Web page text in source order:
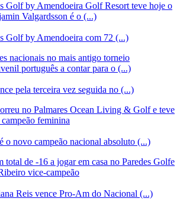
Golf by Amendoeira Golf Resort teve hoje o
Valgardsson é o (...)
Golf by Amendoeira com 72 (...)
nacionais no mais antigo torneio
português a contar para o (...)
pela terceira vez seguida no (...)
no Palmares Ocean Living & Golf e teve
feminina
o novo campeão nacional absoluto (...)
total de -16 a jogar em casa no Paredes Golfe
vice-campeão
Reis vence Pro-Am do Nacional (...)